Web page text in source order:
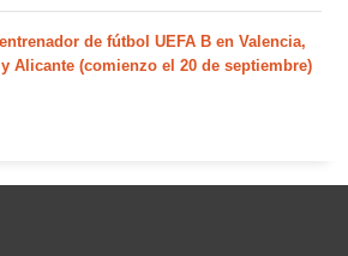
de fútbol UEFA B en Valencia,
Alicante (comienzo el 20 de septiembre)